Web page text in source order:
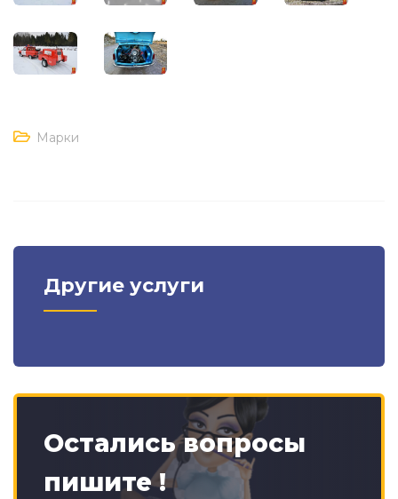
Марки
Другие услуги
Остались вопросы
пишите !